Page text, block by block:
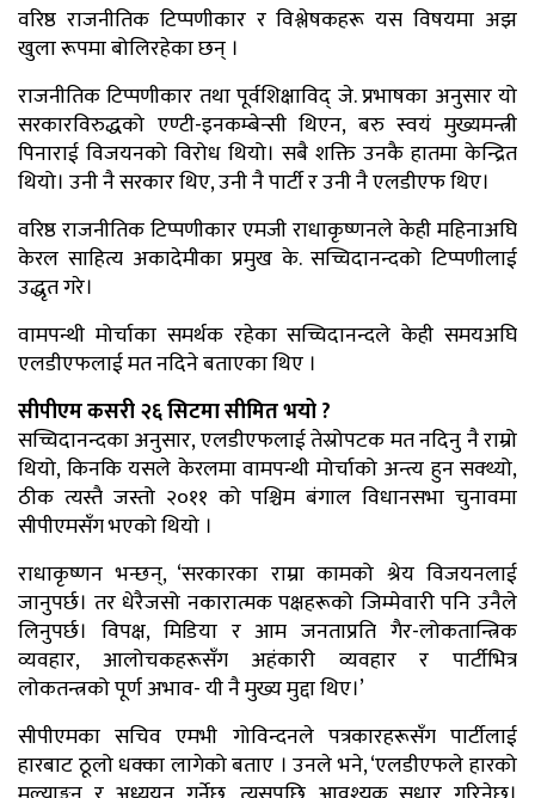
वरिष्ठ राजनीतिक टिप्पणीकार र विश्लेषकहरू यस विषयमा अझ
खुला रूपमा बोलिरहेका छन् ।
राजनीतिक टिप्पणीकार तथा पूर्वशिक्षाविद् जे. प्रभाषका अनुसार यो
सरकारविरुद्धको एण्टी-इनकम्बेन्सी थिएन, बरु स्वयं मुख्यमन्त्री
पिनाराई विजयनको विरोध थियो। सबै शक्ति उनकै हातमा केन्द्रित
थियो। उनी नै सरकार थिए, उनी नै पार्टी र उनी नै एलडीएफ थिए।
वरिष्ठ राजनीतिक टिप्पणीकार एमजी राधाकृष्णनले केही महिनाअघि
केरल साहित्य अकादेमीका प्रमुख के. सच्चिदानन्दको टिप्पणीलाई
उद्धृत गरे।
वामपन्थी मोर्चाका समर्थक रहेका सच्चिदानन्दले केही समयअघि
एलडीएफलाई मत नदिने बताएका थिए ।
सीपीएम कसरी २६ सिटमा सीमित भयो ?
सच्चिदानन्दका अनुसार, एलडीएफलाई तेस्रोपटक मत नदिनु नै राम्रो
थियो, किनकि यसले केरलमा वामपन्थी मोर्चाको अन्त्य हुन सक्थ्यो,
ठीक त्यस्तै जस्तो २०११ को पश्चिम बंगाल विधानसभा चुनावमा
सीपीएमसँग भएको थियो ।
राधाकृष्णन भन्छन्, ‘सरकारका राम्रा कामको श्रेय विजयनलाई
जानुपर्छ। तर धेरैजसो नकारात्मक पक्षहरूको जिम्मेवारी पनि उनैले
लिनुपर्छ। विपक्ष, मिडिया र आम जनताप्रति गैर-लोकतान्त्रिक
व्यवहार, आलोचकहरूसँग अहंकारी व्यवहार र पार्टीभित्र
लोकतन्त्रको पूर्ण अभाव- यी नै मुख्य मुद्दा थिए।’
सीपीएमका सचिव एमभी गोविन्दनले पत्रकारहरूसँग पार्टीलाई
हारबाट ठूलो धक्का लागेको बताए । उनले भने, ‘एलडीएफले हारको